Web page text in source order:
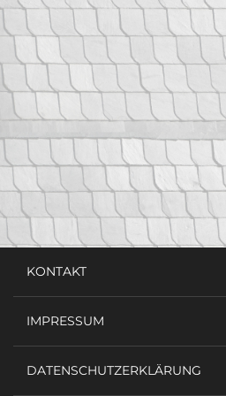
KONTAKT
IMPRESSUM
DATENSCHUTZERKLÄRUNG